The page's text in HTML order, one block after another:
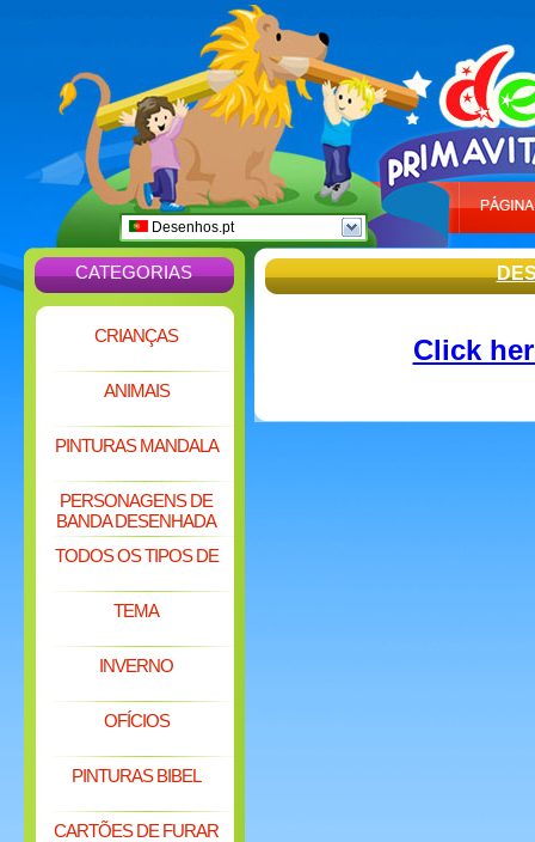
Desenhos.pt
CATEGORIAS
CRIANÇAS
ANIMAIS
PINTURAS MANDALA
PERSONAGENS DE
BANDA DESENHADA
TODOS OS TIPOS DE
TEMA
INVERNO
OFÍCIOS
PINTURAS BIBEL
CARTÕES DE FURAR
Click